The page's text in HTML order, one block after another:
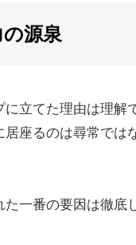
源泉
立てた理由は理
座るのは尋常で
た一番の要因は徹